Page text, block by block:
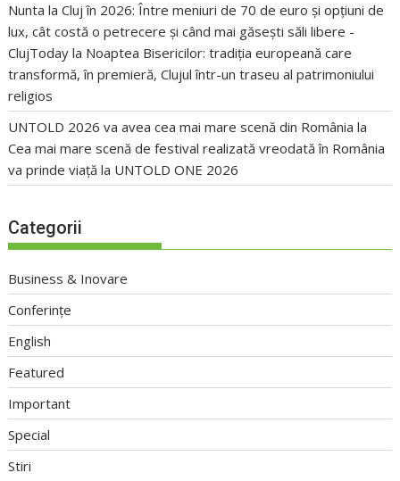
Nunta la Cluj în 2026: Între meniuri de 70 de euro și opțiuni de
lux, cât costă o petrecere și când mai găsești săli libere -
ClujToday la Noaptea Bisericilor: tradiția europeană care
transformă, în premieră, Clujul într-un traseu al patrimoniului
religios
UNTOLD 2026 va avea cea mai mare scenă din România la
Cea mai mare scenă de festival realizată vreodată în România
va prinde viață la UNTOLD ONE 2026
Categorii
Business & Inovare
Conferințe
English
Featured
Important
Special
Stiri